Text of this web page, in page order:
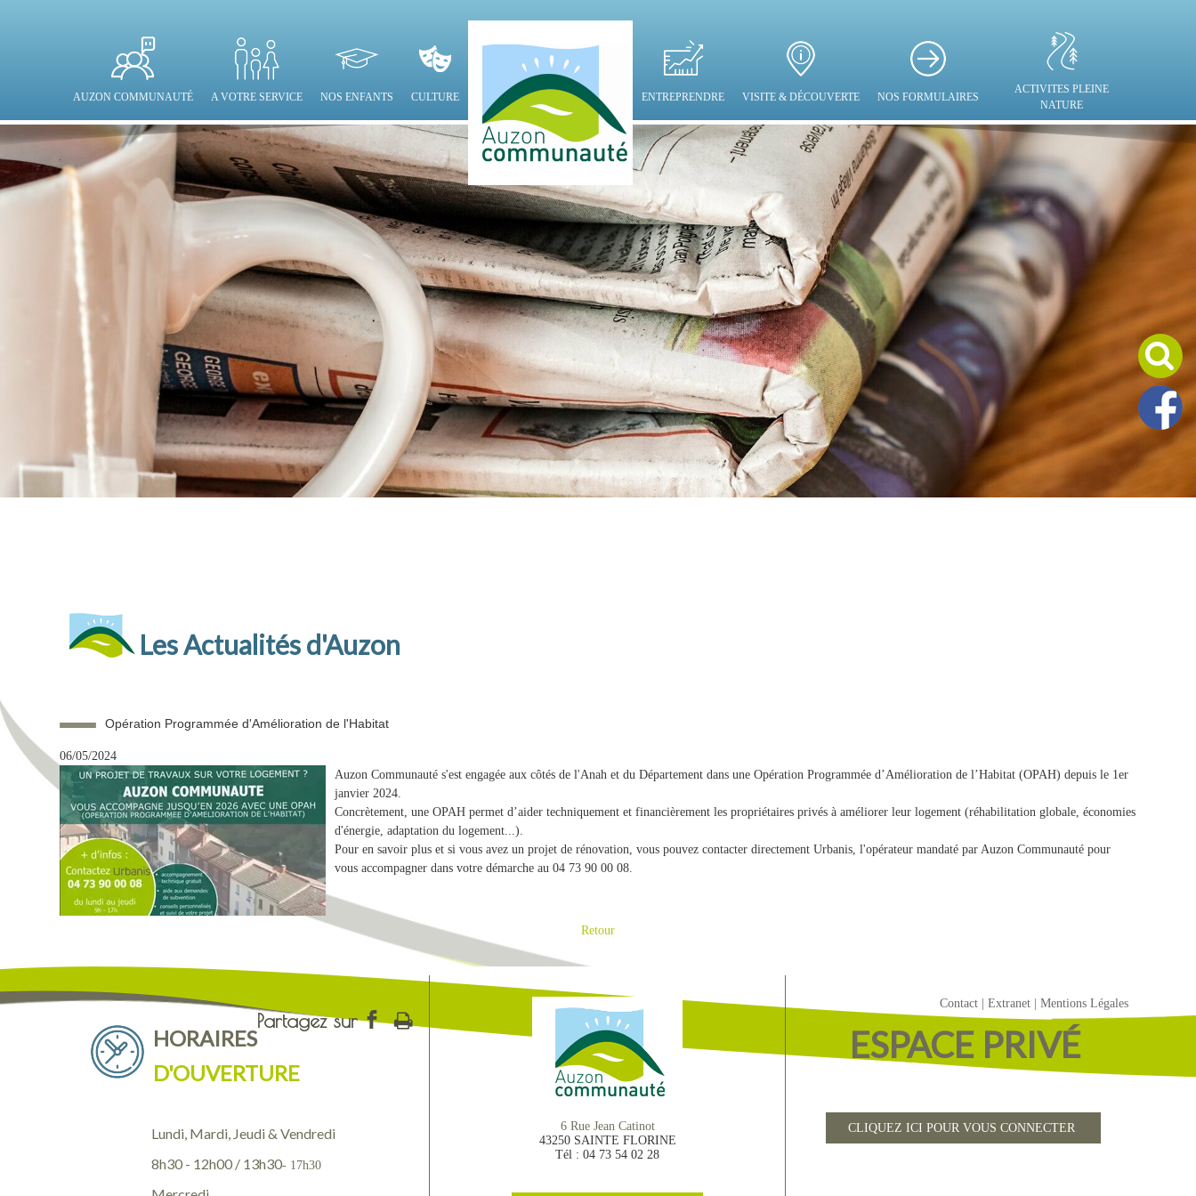
AUZON COMMUNAUTÉ A VOTRE SERVICE NOS ENFANTS CULTURE ENTREPRENDRE VISITE & DÉCOUVERTE NOS FORMULAIRES
ACTIVITES PLEINE
NATURE
Les Actualités d'Auzon
Opération Programmée d'Amélioration de l'Habitat
06/05/2024
Auzon Communauté s'est engagée aux côtés de l'Anah et du Département dans une Opération Programmée d’Amélioration de l’Habitat (OPAH) depuis le 1er
janvier 2024.
Concrètement, une OPAH permet d’aider techniquement et financièrement les propriétaires privés à améliorer leur logement (réhabilitation globale, économies
d'énergie, adaptation du logement...).
Pour en savoir plus et si vous avez un projet de rénovation, vous pouvez contacter directement Urbanis, l'opérateur mandaté par Auzon Communauté pour
vous accompagner dans votre démarche au 04 73 90 00 08.
Retour
HORAIRES
D'OUVERTURE
Lundi, Mardi, Jeudi & Vendredi
8h30 - 12h00 / 13h30- 17h30
6 Rue Jean Catinot
43250 SAINTE FLORINE
Tél : 04 73 54 02 28
Contact Extranet Mentions Légales
ESPACE PRIVÉ
CLIQUEZ ICI POUR VOUS CONNECTER